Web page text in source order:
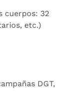
cuerpos: 32
etc.)
DGT,